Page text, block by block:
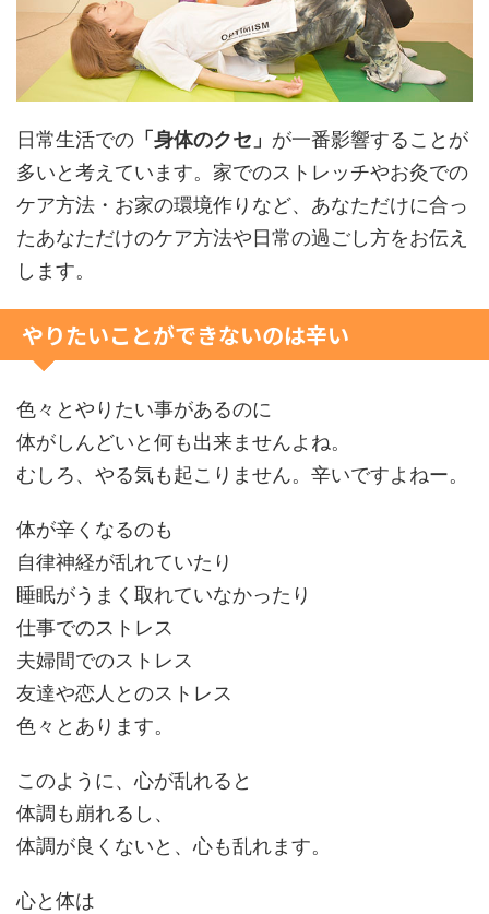
日常生活での 「身体のクセ」 が一番影響することが
多いと考えています。家でのストレッチやお灸での
ケア方法・お家の環境作りなど、あなただけに合っ
たあなただけのケア方法や日常の過ごし方をお伝え
します。
やりたいことができないのは辛い
色々とやりたい事があるのに
体がしんどいと何も出来ませんよね。
むしろ、やる気も起こりません。辛いですよねー。
体が辛くなるのも
自律神経が乱れていたり
睡眠がうまく取れていなかったり
仕事でのストレス
夫婦間でのストレス
友達や恋人とのストレス
色々とあります。
このように、心が乱れると
体調も崩れるし、
体調が良くないと、心も乱れます。
心と体は